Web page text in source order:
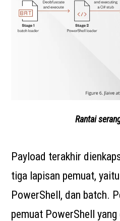
Rantai
Payload terakhir
tiga lapisan pemuat,
PowerShell, dan batch.
pemuat PowerShell